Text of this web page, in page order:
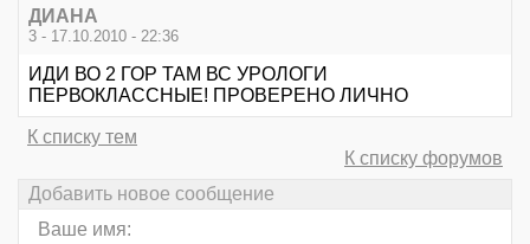
ДИАНА
3 - 17.10.2010 - 22:36
ИДИ ВО 2 ГОР ТАМ ВС УРОЛОГИ
ПЕРВОКЛАССНЫЕ! ПРОВЕРЕНО ЛИЧНО
К списку тем
К списку форумов
Добавить новое сообщение
Ваше имя: